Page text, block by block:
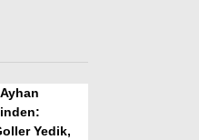
Yedik,